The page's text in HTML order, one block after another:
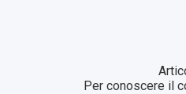
Per conoscere il